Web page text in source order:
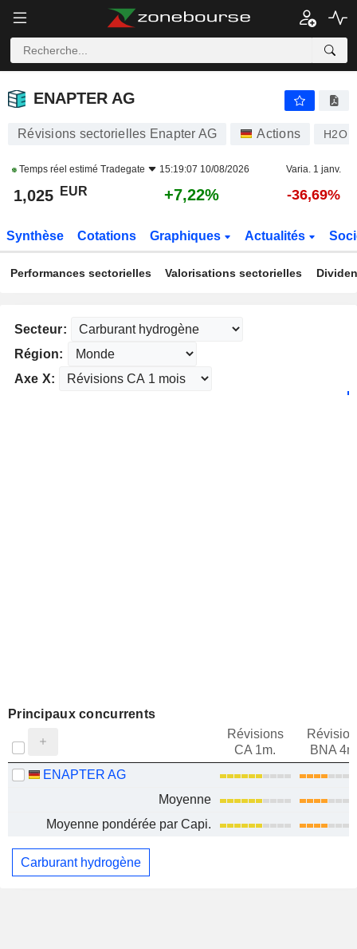
ENAPTER AG
ENAPTER AG
Révisions sectorielles Enapter AG Actions H2O
Temps réel estimé Tradegate 15:19:07 10/08/2026 Varia. 1 janv.
1,025 EUR +7,22% -36,69%
Synthèse Cotations Graphiques Actualités
Performances sectorielles Valorisations sectorielles
Secteur:
Région:
Axe X:
Principaux concurrents
Révisions
CA 1m.
BNA
ENAPTER AG
Moyenne
Moyenne pondérée par Capi.
Carburant hydrogène